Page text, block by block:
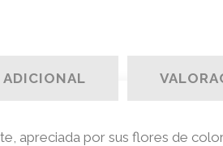
apreciada por sus flores de